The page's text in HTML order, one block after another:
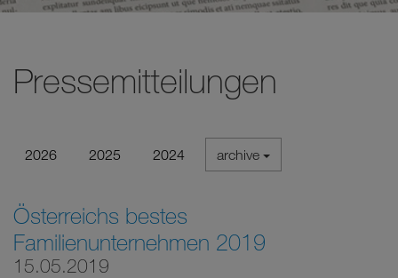
Pressemitteilungen
2026 2025 2024 archive
Österreichs bestes
Familienunternehmen 2019
15.05.2019